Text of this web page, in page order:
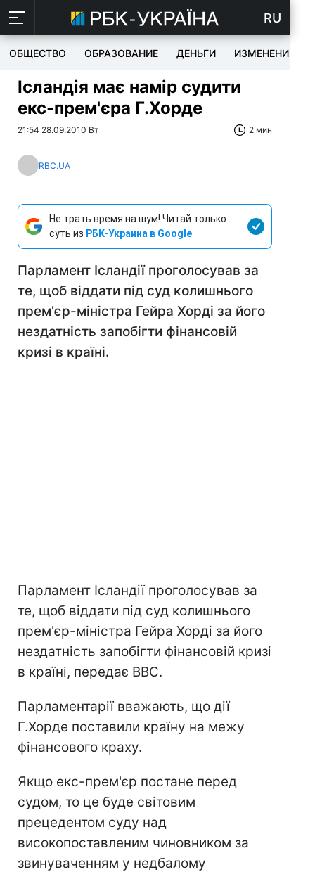
RU
ОБЩЕСТВО ОБРАЗОВАНИЕ ДЕНЬГИ ИЗМЕНЕНИЯ
Ісландія має намір судити
екс-прем'єра Г.Хорде
21:54 28.09.2010 Вт 2 мин
RBC.UA
Не трать время на шум! Читай только
суть из РБК-Украина в Google
Парламент Ісландії проголосував за
те, щоб віддати під суд колишнього
прем'єр-міністра Гейра Хорді за його
нездатність запобігти фінансовій
кризі в країні.
Парламент Ісландії проголосував за
те, щоб віддати під суд колишнього
прем'єр-міністра Гейра Хорді за його
нездатність запобігти фінансовій кризі
в країні, передає ВВС.
Парламентарії вважають, що дії
Г.Хорде поставили країну на межу
фінансового краху.
Якщо екс-прем'єр постане перед
судом, то це буде світовим
прецедентом суду над
високопоставленим чиновником за
звинуваченням у недбалому